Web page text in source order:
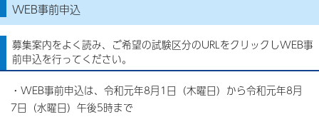
WEB事前申込
募集案内をよく読み、ご希望の試験区分のURLをクリックしWEB事
前申込を行ってください。
・WEB事前申込は、令和元年8月1日（木曜日）から令和元年8月
7日（水曜日）午後5時まで